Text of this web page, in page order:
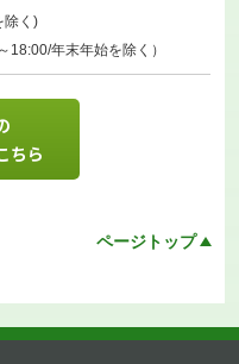
ちら
除く)
18:00/年末年始を除く）
ページトップ